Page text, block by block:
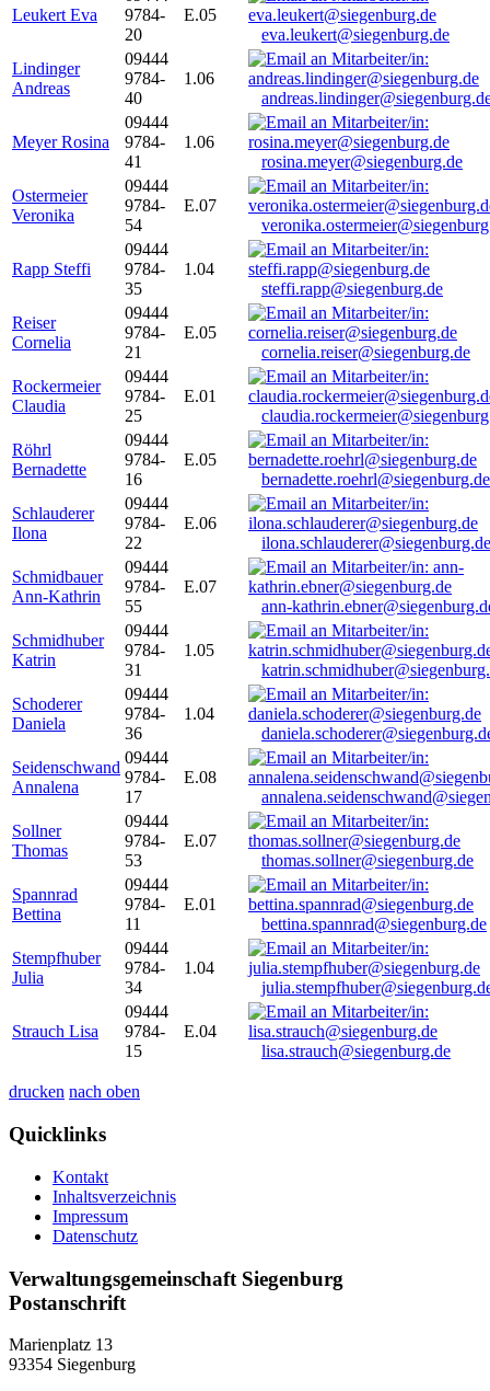
Leukert Eva
9784-
20
E.05
eva.leukert@siegenburg.de
Lindinger
Andreas
09444
9784-
40
1.06
Meyer Rosina
09444
9784-
41
1.06
rosina.meyer@siegenburg.de
Ostermeier
Veronika
09444
9784-
54
E.07
Rapp Steffi
09444
9784-
35
1.04
steffi.rapp@siegenburg.de
Reiser
Cornelia
09444
9784-
21
E.05
cornelia.reiser@siegenburg.de
Rockermeier
Claudia
09444
9784-
25
E.01
Röhrl
Bernadette
09444
9784-
16
E.05
bernadette.roehrl@siegenburg.de
Schlauderer
Ilona
09444
9784-
22
E.06
ilona.schlauderer@siegenburg.de
Schmidbauer
Ann-Kathrin
09444
9784-
55
E.07
ann-
Schmidhuber
Katrin
09444
9784-
31
1.05
Schoderer
Daniela
09444
9784-
36
1.04
Seidenschwand
Annalena
09444
9784-
17
E.08
Sollner
Thomas
09444
9784-
53
E.07
thomas.sollner@siegenburg.de
Spannrad
Bettina
09444
9784-
11
E.01
bettina.spannrad@siegenburg.de
Stempfhuber
Julia
09444
9784-
34
1.04
Strauch Lisa
09444
9784-
15
E.04
lisa.strauch@siegenburg.de
drucken nach oben
Quicklinks
Kontakt
Inhaltsverzeichnis
Impressum
Datenschutz
Verwaltungsgemeinschaft Siegenburg
Postanschrift
Marienplatz 13
93354 Siegenburg